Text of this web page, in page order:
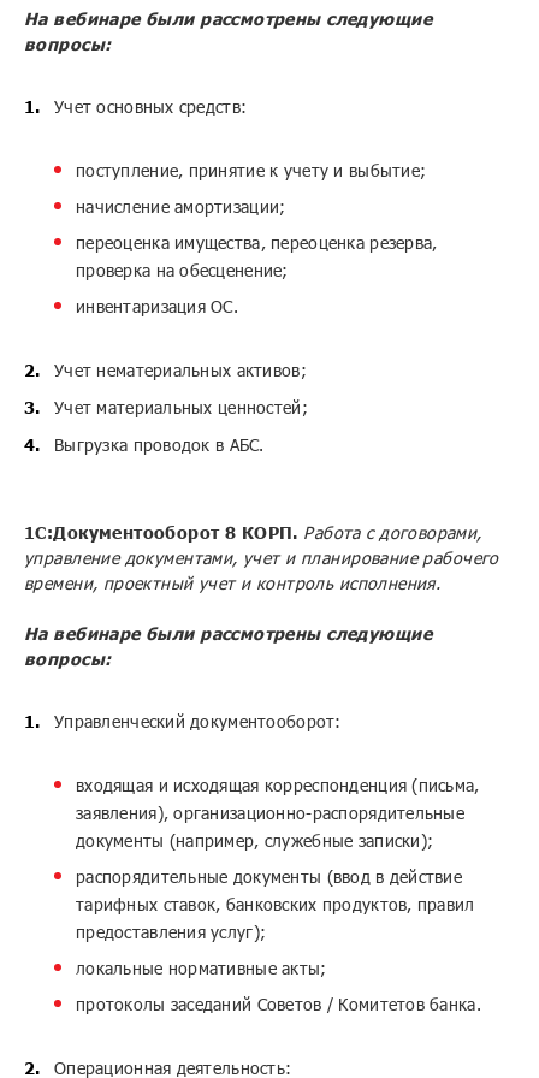
На вебинаре были рассмотрены следующие
вопросы:
Учет основных средств:
поступление, принятие к учету и выбытие;
начисление амортизации;
переоценка имущества, переоценка резерва,
проверка на обесценение;
инвентаризация ОС.
Учет нематериальных активов;
Учет материальных ценностей;
Выгрузка проводок в АБС.
1С:Документооборот 8 КОРП. Работа с договорами,
управление документами, учет и планирование рабочего
времени, проектный учет и контроль исполнения.
На вебинаре были рассмотрены следующие
вопросы:
Управленческий документооборот:
входящая и исходящая корреспонденция (письма,
заявления), организационно-распорядительные
документы (например, служебные записки);
распорядительные документы (ввод в действие
тарифных ставок, банковских продуктов, правил
предоставления услуг);
локальные нормативные акты;
протоколы заседаний Советов / Комитетов банка.
Операционная деятельность: